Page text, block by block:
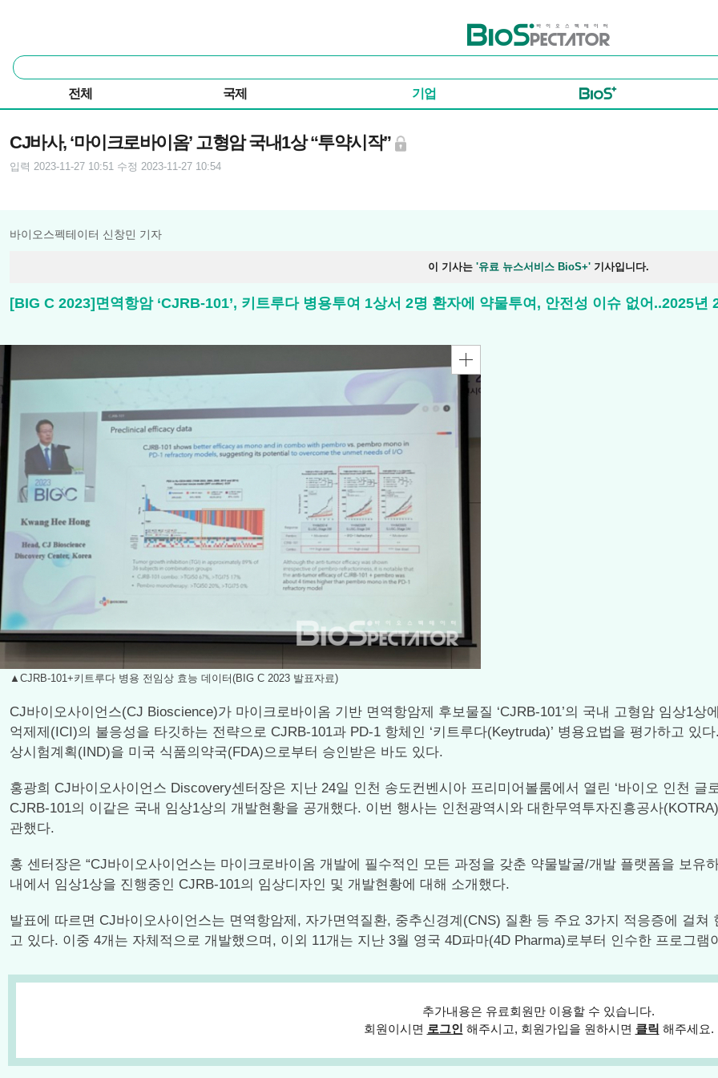
바이오스펙테이터
통
합
색
전체 국제 기업
CJ바사, ‘마이크로바이옴’ 고형암 국내1상 “투약시작”
입력 2023-11-27 10:51 수정 2023-11-27 10:54
바이오스펙테이터 신창민 기자
이 기사는 '유료 뉴스서비스 BioS+' 기사입니다.
[BIG C 2023]면역항암 ‘CJRB-101’, 키트루다 병용투여 1상서 2명 환자에 약물투여, 안전성 이슈 없어..2025년
▲CJRB-101+키트루다 병용 전임상 효능 데이터(BIG C 2023 발표자료)
CJ바이오사이언스(CJ Bioscience)가 마이크로바이옴 기반 면역항암제 후보물질 ‘CJRB-101’의 국내 고형암 임상1
억제제(ICI)의 불응성을 타깃하는 전략으로 CJRB-101과 PD-1 항체인 ‘키트루다(Keytruda)’ 병용요법을 평가하고 있
상시험계획(IND)을 미국 식품의약국(FDA)으로부터 승인받은 바도 있다.
홍광희 CJ바이오사이언스 Discovery센터장은 지난 24일 인천 송도컨벤시아 프리미어볼룸에서 열린 ‘바이오 인천 글
CJRB-101의 이같은 국내 임상1상의 개발현황을 공개했다. 이번 행사는 인천광역시와 대한무역투자진흥공사
관했다.
홍 센터장은 “CJ바이오사이언스는 마이크로바이옴 개발에 필수적인 모든 과정을 갖춘 약물발굴/개발 플랫폼을 보유
내에서 임상1상을 진행중인 CJRB-101의 임상디자인 및 개발현황에 대해 소개했다.
발표에 따르면 CJ바이오사이언스는 면역항암제, 자가면역질환, 중추신경계(CNS) 질환 등 주요 3가지 적응증에 걸
고 있다. 이중 4개는 자체적으로 개발했으며, 이외 11개는 지난 3월 영국 4D파마(4D Pharma)로부터 인수한 프로그램
추가내용은 유료회원만 이용할 수 있습니다.
회원이시면 로그인 해주시고, 회원가입을 원하시면 클릭 해주세요.